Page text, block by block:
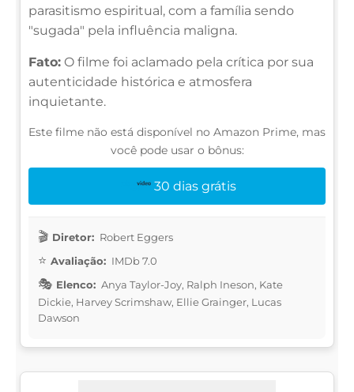
parasitismo espiritual, com a família sendo
"sugada" pela influência maligna.
Fato: O filme foi aclamado pela crítica por sua
autenticidade histórica e atmosfera
inquietante.
Este filme não está disponível no Amazon Prime, mas
você pode usar o bônus:
30 dias grátis
Diretor: Robert Eggers
Avaliação: IMDb 7.0
Elenco: Anya Taylor-Joy, Ralph Ineson, Kate
Dickie, Harvey Scrimshaw, Ellie Grainger, Lucas
Dawson